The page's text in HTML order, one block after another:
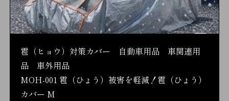
雹（ヒョウ）対策カバー 自動車用品 車関連用
品 車外用品
MOH-001 雹（ひょう）被害を軽減！雹（ひょう）
カバー M